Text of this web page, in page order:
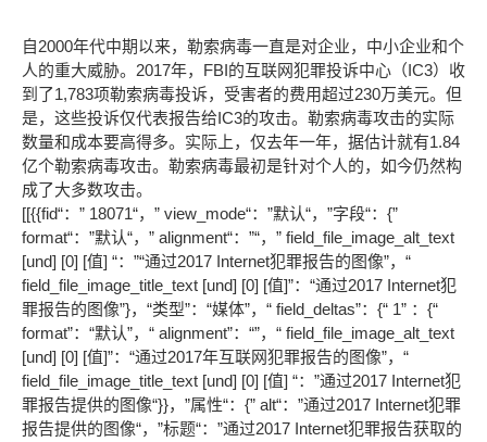
自2000年代中期以来，勒索病毒一直是对企业，中小企业和个
人的重大威胁。2017年，FBI的互联网犯罪投诉中心（IC3）收
到了1,783项勒索病毒投诉，受害者的费用超过230万美元。但
是，这些投诉仅代表报告给IC3的攻击。勒索病毒攻击的实际
数量和成本要高得多。实际上，仅去年一年，据估计就有1.84
亿个勒索病毒攻击。勒索病毒最初是针对个人的，如今仍然构
成了大多数攻击。
[[{{fid“：” 18071“，” view_mode“：”默认“，”字段“：{”
format“：”默认“，” alignment“：”“，” field_file_image_alt_text
[und] [0] [值] “：”“通过2017 Internet犯罪报告的图像”，“
field_file_image_title_text [und] [0] [值]”：“通过2017 Internet犯
罪报告的图像”}，“类型”：“媒体”，“ field_deltas”：{“ 1” ：{“
format”：“默认”，“ alignment”：“”，“ field_file_image_alt_text
[und] [0] [值]”：“通过2017年互联网犯罪报告的图像”，“
field_file_image_title_text [und] [0] [值] “：”通过2017 Internet犯
罪报告提供的图像“}}，”属性“：{” alt“：”通过2017 Internet犯罪
报告提供的图像“，”标题“：”通过2017 Internet犯罪报告获取的